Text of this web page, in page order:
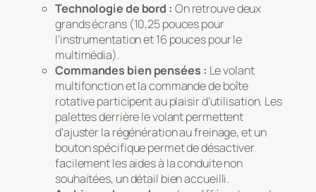
Technologie de bord : On retrouve deux
grands écrans (10,25 pouces pour
l’instrumentation et 16 pouces pour le
multimédia).
Commandes bien pensées : Le volant
multifonction et la commande de boîte
rotative participent au plaisir d’utilisation. Les
palettes derrière le volant permettent
d’ajuster la régénération au freinage, et un
bouton spécifique permet de désactiver
facilement les aides à la conduite non
souhaitées, un détail bien accueilli.